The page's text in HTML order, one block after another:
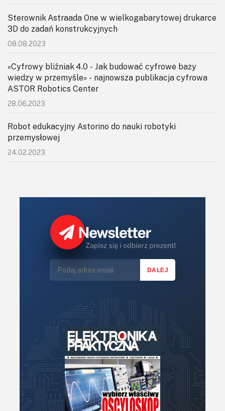
Archiwum
Sterownik Astraada One w wielkogabarytowej drukarce
3D do zadań konstrukcyjnych
08.08.2023
«Cyfrowy bliźniak 4.0 - Jak budować cyfrowe bazy
wiedzy w przemyśle» - najnowsza publikacja cyfrowa
ASTOR Robotics Center
28.06.2023
Robot edukacyjny Astorino do nauki robotyki
przemysłowej
24.02.2023